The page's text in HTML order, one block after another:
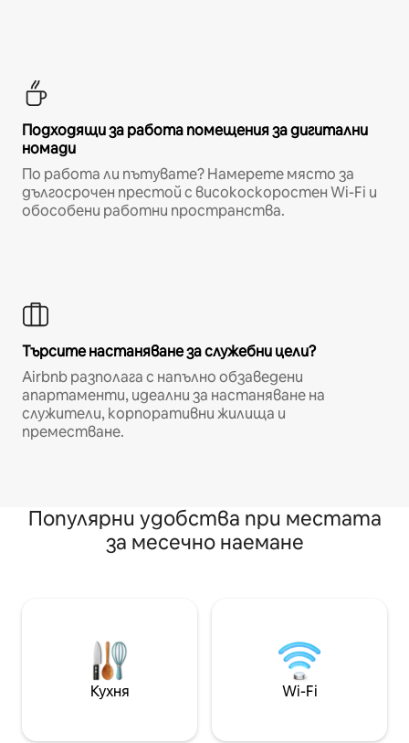
Подходящи за работа помещения за дигитални
номади
По работа ли пътувате? Намерете място за
дългосрочен престой с високоскоростен Wi-Fi и
обособени работни пространства.
Търсите настаняване за служебни цели?
Airbnb разполага с напълно обзаведени
апартаменти, идеални за настаняване на
служители, корпоративни жилища и
преместване.
Популярни удобства при местата
за месечно наемане
Кухня Wi-Fi